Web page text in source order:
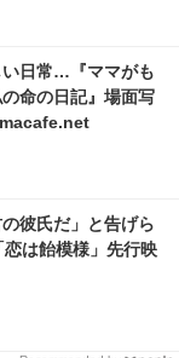
い日常…『ママがも
命の日記』場面写
彼氏だ」と告げら
は飴模様」先行映